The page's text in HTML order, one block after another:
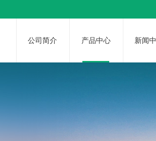
公司简介 产品中心 新闻